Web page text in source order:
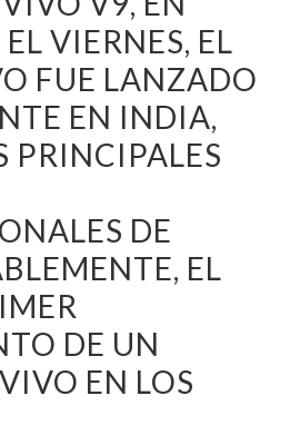
VIERNES, EL
FUE LANZADO
EN INDIA,
PRINCIPALES
DE
EL
DE UN
EN LOS